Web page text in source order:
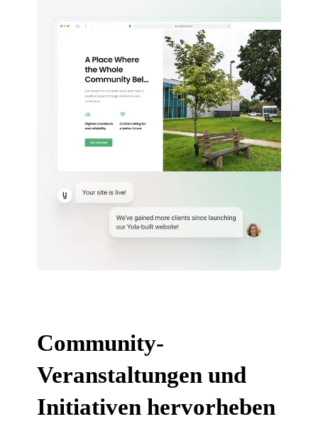
Community-
Veranstaltungen und
Initiativen hervorheben